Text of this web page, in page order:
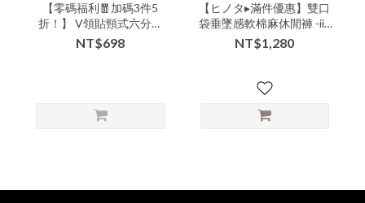
【零碼福利🧧加碼3件5
折！】 V領貼頸式六分袖
寬鬆襯衫 - xxx-207402▶
【本特惠恕無七日鑑賞退
NT$698
【ヒノタ▸滿件優惠】雙口
袋垂墜感軟棉麻休閒褲 -iii-
03231▶
NT$1,280